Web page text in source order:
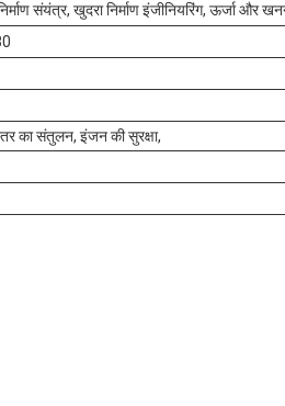
संयंत्र, खुदरा निर्माण इंजीनियरिंग, ऊर्जा और
का संतुलन, इंजन की सुरक्षा,